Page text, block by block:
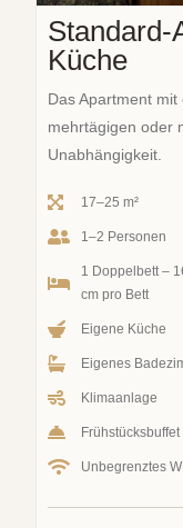
Standard-
Küche
Das Apartment
mehrtägigen oder
Unabhängigkeit.
17–25 m²
1–2 Personen
1 Doppelbett –
cm pro Bett
Eigene Küche
Eigenes
Klimaanlage
Unbegrenztes